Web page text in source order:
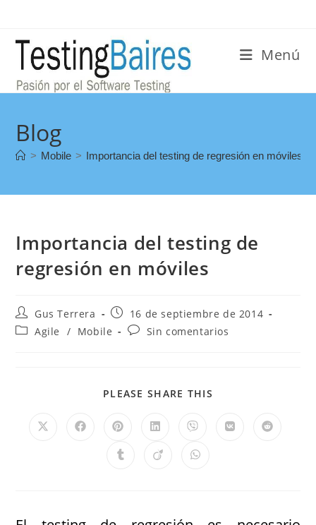
Menú
Blog
> Mobile > Importancia del testing de regresión en móviles
Importancia del testing de
regresión en móviles
Gus Terrera
16 de septiembre de 2014
Agile
/ Mobile Sin comentarios
PLEASE SHARE THIS